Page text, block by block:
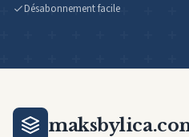
Désabonnement facile